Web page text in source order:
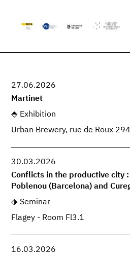
27.06.2026
Martinet
Exhibition
Urban Brewery, rue de Roux
30.03.2026
Conflicts in the productive city
Poblenou (Barcelona) and
Seminar
Flagey - Room Fl3.1
16.03.2026